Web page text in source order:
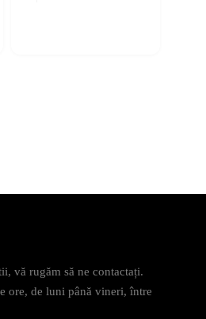
vă rugăm să ne contactați.
ore, de luni până vineri, între